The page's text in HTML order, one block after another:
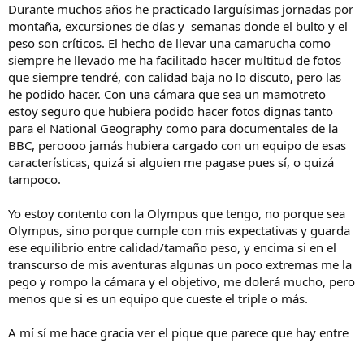
Durante muchos años he practicado larguísimas jornadas por
montaña, excursiones de días y semanas donde el bulto y el
peso son críticos. El hecho de llevar una camarucha como
siempre he llevado me ha facilitado hacer multitud de fotos
que siempre tendré, con calidad baja no lo discuto, pero las
he podido hacer. Con una cámara que sea un mamotreto
estoy seguro que hubiera podido hacer fotos dignas tanto
para el National Geography como para documentales de la
BBC, peroooo jamás hubiera cargado con un equipo de esas
características, quizá si alguien me pagase pues sí, o quizá
tampoco.
Yo estoy contento con la Olympus que tengo, no porque sea
Olympus, sino porque cumple con mis expectativas y guarda
ese equilibrio entre calidad/tamaño peso, y encima si en el
transcurso de mis aventuras algunas un poco extremas me la
pego y rompo la cámara y el objetivo, me dolerá mucho, pero
menos que si es un equipo que cueste el triple o más.
A mí sí me hace gracia ver el pique que parece que hay entre